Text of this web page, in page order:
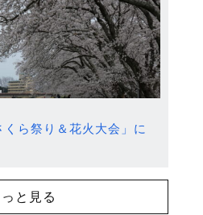
くら祭り＆花火大会」に
っと見る